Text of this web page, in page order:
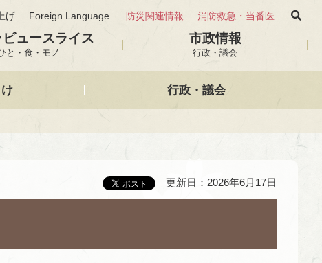
げ Foreign Language 防災関連情報 消防救急・当番医
ビュースライス
と・食・モノ
市政情報
行政・議会
行政・議会
更新日：2026年6月17日